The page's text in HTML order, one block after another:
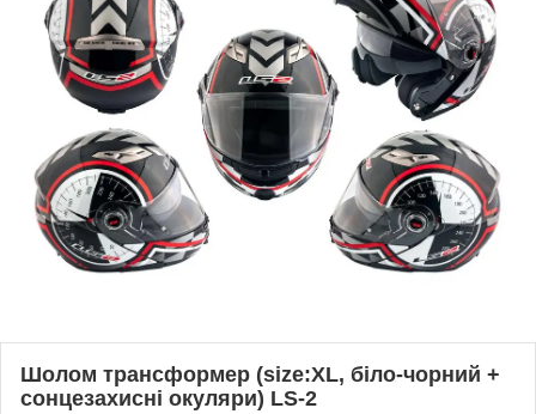
Шолом трансформер (size:ХL, біло-чорний +
сонцезахисні окуляри) LS-2